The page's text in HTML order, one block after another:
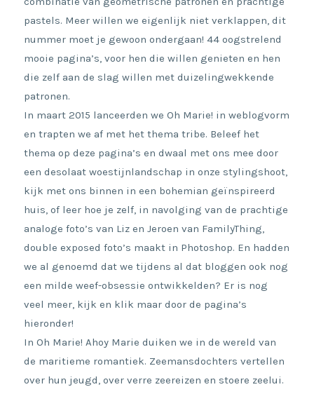
pastels. Meer willen we eigenlijk niet verklappen, dit
nummer moet je gewoon ondergaan! 44 oogstrelend
mooie pagina’s, voor hen die willen genieten en hen
die zelf aan de slag willen met duizelingwekkende
patronen.
In maart 2015 lanceerden we Oh Marie! in weblogvorm
en trapten we af met het thema tribe. Beleef het
thema op deze pagina’s en dwaal met ons mee door
een desolaat woestijnlandschap in onze stylingshoot,
kijk met ons binnen in een bohemian geïnspireerd
huis, of leer hoe je zelf, in navolging van de prachtige
analoge foto’s van Liz en Jeroen van FamilyThing,
double exposed foto’s maakt in Photoshop. En hadden
we al genoemd dat we tijdens al dat bloggen ook nog
een milde weef-obsessie ontwikkelden? Er is nog
veel meer, kijk en klik maar door de pagina’s
hieronder!
In Oh Marie! Ahoy Marie duiken we in de wereld van
de maritieme romantiek. Zeemansdochters vertellen
over hun jeugd, over verre zeereizen en stoere zeelui.